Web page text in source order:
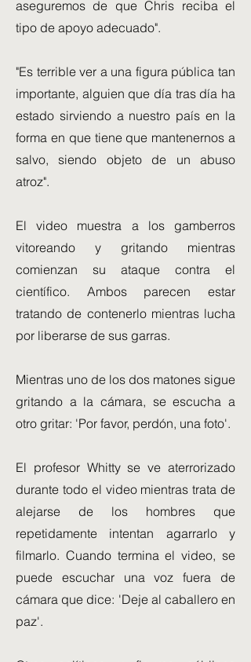
aseguremos de que Chris reciba el
tipo de apoyo adecuado".
"Es terrible ver a una figura pública tan
importante, alguien que día tras día ha
estado sirviendo a nuestro país en la
forma en que tiene que mantenernos a
salvo, siendo objeto de un abuso
atroz".
El video muestra a los gamberros
vitoreando y gritando mientras
comienzan su ataque contra el
científico. Ambos parecen estar
tratando de contenerlo mientras lucha
por liberarse de sus garras.
Mientras uno de los dos matones sigue
gritando a la cámara, se escucha a
otro gritar: 'Por favor, perdón, una foto'.
El profesor Whitty se ve aterrorizado
durante todo el video mientras trata de
alejarse de los hombres que
repetidamente intentan agarrarlo y
filmarlo. Cuando termina el video, se
puede escuchar una voz fuera de
cámara que dice: 'Deje al caballero en
paz'.